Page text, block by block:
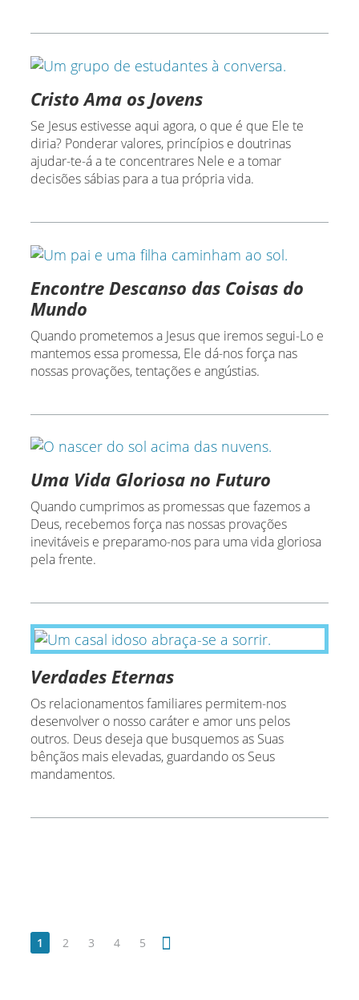
Cristo Ama os Jovens
Se Jesus estivesse aqui agora, o que é que Ele te
diria? Ponderar valores, princípios e doutrinas
ajudar-te-á a te concentrares Nele e a tomar
decisões sábias para a tua própria vida.
Encontre Descanso das Coisas do
Mundo
Quando prometemos a Jesus que iremos segui-Lo e
mantemos essa promessa, Ele dá-nos força nas
nossas provações, tentações e angústias.
Uma Vida Gloriosa no Futuro
Quando cumprimos as promessas que fazemos a
Deus, recebemos força nas nossas provações
inevitáveis e preparamo-nos para uma vida gloriosa
pela frente.
Verdades Eternas
Os relacionamentos familiares permitem-nos
desenvolver o nosso caráter e amor uns pelos
outros. Deus deseja que busquemos as Suas
bênçãos mais elevadas, guardando os Seus
mandamentos.
1 2 3 4 5